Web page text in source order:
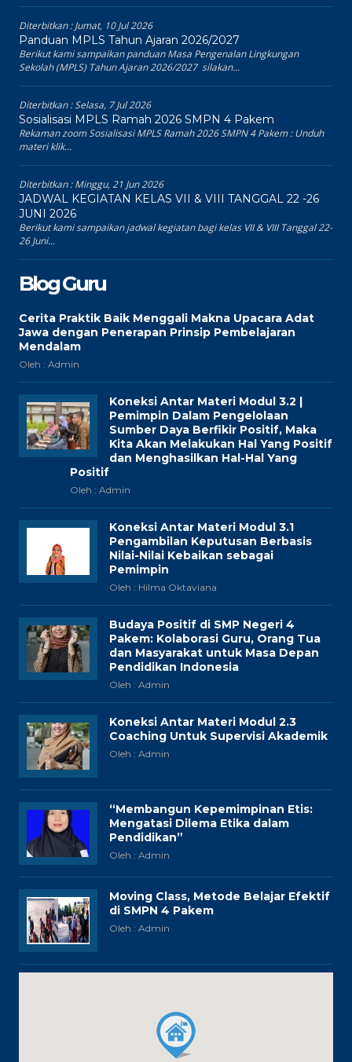
Diterbitkan :Jumat, 10 Jul 2026
Panduan MPLS Tahun Ajaran 2026/2027
Berikut kami sampaikan panduan Masa Pengenalan Lingkungan
Sekolah (MPLS) Tahun Ajaran 2026/2027 silakan...
Diterbitkan :Selasa, 7 Jul 2026
Sosialisasi MPLS Ramah 2026 SMPN 4 Pakem
Rekaman zoom Sosialisasi MPLS Ramah 2026 SMPN 4 Pakem : Unduh
materi klik...
Diterbitkan :Minggu, 21 Jun 2026
JADWAL KEGIATAN KELAS VII & VIII TANGGAL 22 -26
JUNI 2026
Berikut kami sampaikan jadwal kegiatan bagi kelas VII & VIII Tanggal 22-
26 Juni...
Blog Guru
Cerita Praktik Baik Menggali Makna Upacara Adat
Jawa dengan Penerapan Prinsip Pembelajaran
Mendalam
Oleh : Admin
Koneksi Antar Materi Modul 3.2 |
Pemimpin Dalam Pengelolaan
Sumber Daya Berfikir Positif, Maka
Kita Akan Melakukan Hal Yang Positif
dan Menghasilkan Hal-Hal Yang
Positif
Oleh : Admin
Koneksi Antar Materi Modul 3.1
Pengambilan Keputusan Berbasis
Nilai-Nilai Kebaikan sebagai
Pemimpin
Oleh : Hilma Oktaviana
Budaya Positif di SMP Negeri 4
Pakem: Kolaborasi Guru, Orang Tua
dan Masyarakat untuk Masa Depan
Pendidikan Indonesia
Oleh : Admin
Koneksi Antar Materi Modul 2.3
Coaching Untuk Supervisi Akademik
Oleh : Admin
“Membangun Kepemimpinan Etis:
Mengatasi Dilema Etika dalam
Pendidikan”
Oleh : Admin
Moving Class, Metode Belajar Efektif
di SMPN 4 Pakem
Oleh : Admin